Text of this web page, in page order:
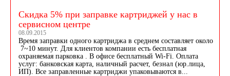
Скидка 5% при заправке картриджей у нас в
сервисном центре
08.09.2015
Время заправки одного картриджа в среднем составляет около
7~10 минут. Для клиентов компании есть бесплатная
охраняемая парковка . В офисе бесплатный Wi-Fi. Оплата
услуг: банковская карта, наличный расчет, безнал (юр.лица,
ИП). Все заправленные картриджи упаковываются в...